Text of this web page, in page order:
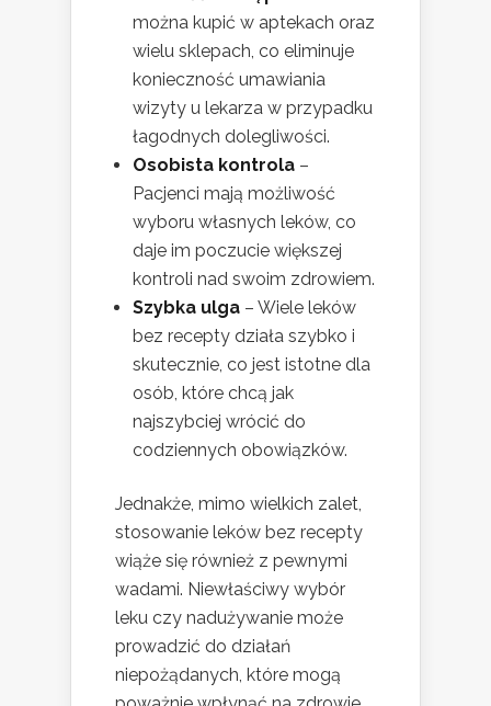
można kupić w aptekach oraz
wielu sklepach, co eliminuje
konieczność umawiania
wizyty u lekarza w przypadku
łagodnych dolegliwości.
Osobista kontrola –
Pacjenci mają możliwość
wyboru własnych leków, co
daje im poczucie większej
kontroli nad swoim zdrowiem.
Szybka ulga – Wiele leków
bez recepty działa szybko i
skutecznie, co jest istotne dla
osób, które chcą jak
najszybciej wrócić do
codziennych obowiązków.
Jednakże, mimo wielkich zalet,
stosowanie leków bez recepty
wiąże się również z pewnymi
wadami. Niewłaściwy wybór
leku czy nadużywanie może
prowadzić do działań
niepożądanych, które mogą